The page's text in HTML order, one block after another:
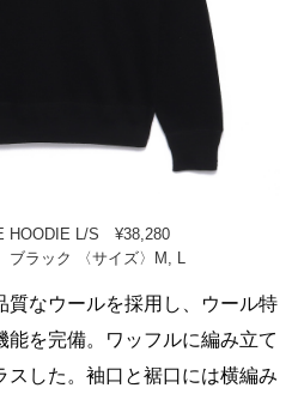
HOODIE L/S ¥38,280
ブラック 〈サイズ〉M, L
質なウールを採用し、ウール特
を完備。ワッフルに編み立て
スした。袖口と裾口には横編み